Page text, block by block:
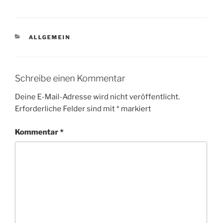
KATEGORIEN
ALLGEMEIN
Schreibe einen Kommentar
Deine E-Mail-Adresse wird nicht veröffentlicht.
Erforderliche Felder sind mit* markiert
Kommentar*